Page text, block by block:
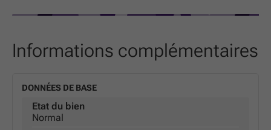
Informations complémentaires
DONNÉES DE BASE
Etat du bien
Normal